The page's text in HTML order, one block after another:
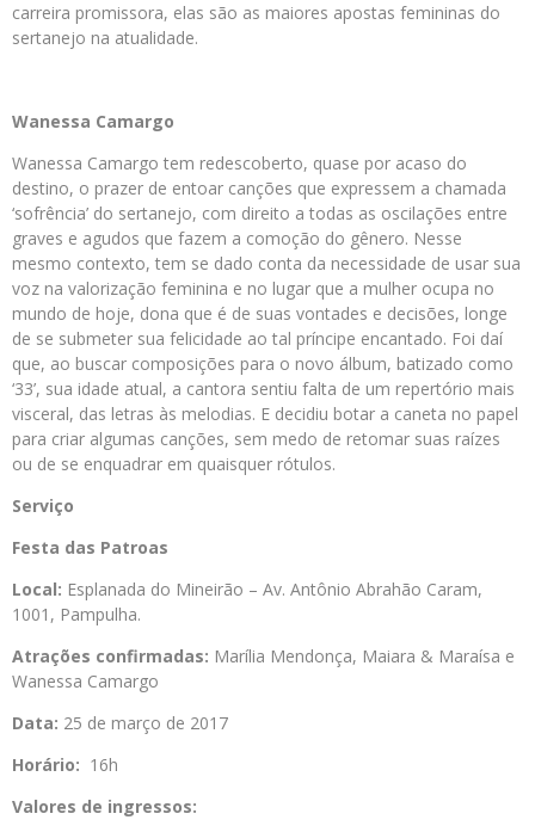
carreira promissora, elas são as maiores apostas femininas do
sertanejo na atualidade.
Wanessa Camargo
Wanessa Camargo tem redescoberto, quase por acaso do
destino, o prazer de entoar canções que expressem a chamada
‘sofrência’ do sertanejo, com direito a todas as oscilações entre
graves e agudos que fazem a comoção do gênero. Nesse
mesmo contexto, tem se dado conta da necessidade de usar sua
voz na valorização feminina e no lugar que a mulher ocupa no
mundo de hoje, dona que é de suas vontades e decisões, longe
de se submeter sua felicidade ao tal príncipe encantado. Foi daí
que, ao buscar composições para o novo álbum, batizado como
‘33’, sua idade atual, a cantora sentiu falta de um repertório mais
visceral, das letras às melodias. E decidiu botar a caneta no papel
para criar algumas canções, sem medo de retomar suas raízes
ou de se enquadrar em quaisquer rótulos.
Serviço
Festa das Patroas
Local: Esplanada do Mineirão – Av. Antônio Abrahão Caram,
1001, Pampulha.
Atrações confirmadas: Marília Mendonça, Maiara & Maraísa e
Wanessa Camargo
Data: 25 de março de 2017
Horário: 16h
Valores de ingressos: